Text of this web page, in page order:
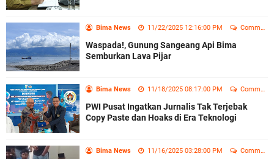
Bima News 11/22/2025 12:16:00 PM Comment
Waspada!, Gunung Sangeang Api Bima
Semburkan Lava Pijar
Bima News 11/18/2025 08:17:00 PM Comment
PWI Pusat Ingatkan Jurnalis Tak Terjebak
Copy Paste dan Hoaks di Era Teknologi
Bima News 11/16/2025 03:28:00 PM Comment